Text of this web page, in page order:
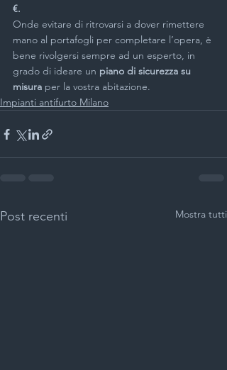
€.
Onde evitare di ritrovarsi a dover rimettere
mano al portafogli per completare l’opera, è
bene rivolgersi sempre ad un esperto, in
grado di ideare un piano di sicurezza su
misura per la vostra abitazione.
Impianti antifurto Milano
Post recenti Mostra tutti